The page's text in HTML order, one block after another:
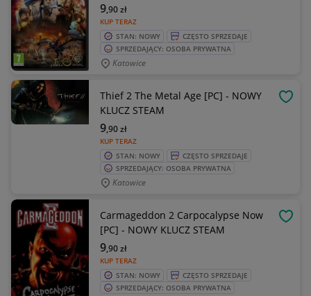
KUP TERAZ
9,90zł
STAN: NOWY
CZĘSTO SPRZEDAJE
SPRZEDAJĄCY: OSOBA PRYWATNA
Katowice
Thief 2 The Metal Age [PC] - NOWY
KLUCZ STEAM
KUP TERAZ
9,90zł
STAN: NOWY
CZĘSTO SPRZEDAJE
SPRZEDAJĄCY: OSOBA PRYWATNA
Katowice
Carmageddon 2 Carpocalypse Now
[PC] - NOWY KLUCZ STEAM
KUP TERAZ
9,90zł
STAN: NOWY
CZĘSTO SPRZEDAJE
SPRZEDAJĄCY: OSOBA PRYWATNA